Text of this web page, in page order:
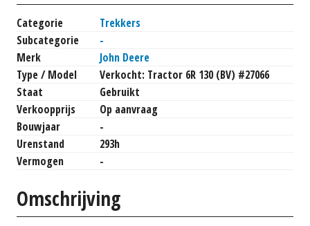
Categorie
Trekkers
Subcategorie
-
Merk
John Deere
Type / Model
Verkocht: Tractor 6R 130 (BV) #27066
Staat
Gebruikt
Verkoopprijs
Op aanvraag
Bouwjaar
-
Urenstand
293h
Vermogen
-
Omschrijving